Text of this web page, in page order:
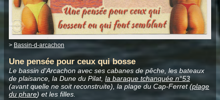
> Bassin-d-arcachon
Une pensée pour ceux qui bosse
Le bassin d'Arcachon avec ses cabanes de pêche, les bateaux
de plaisance, la Dune du Pilat, la baraque tchanquée n°53
(avant quelle ne soit reconstruite), la plage du Cap-Ferret (plage
du phare) et les filles.